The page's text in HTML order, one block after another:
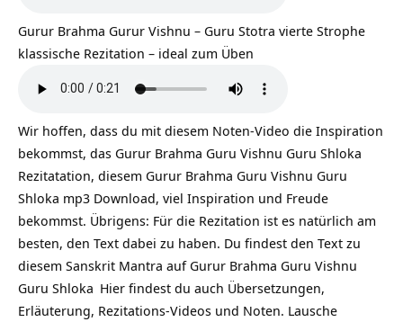
Gurur Brahma Gurur Vishnu – Guru Stotra vierte Strophe
klassische Rezitation – ideal zum Üben
Wir hoffen, dass du mit diesem Noten-Video die Inspiration
bekommst, das Gurur Brahma Guru Vishnu Guru Shloka
Rezitatation, diesem Gurur Brahma Guru Vishnu Guru
Shloka mp3 Download, viel Inspiration und Freude
bekommst. Übrigens: Für die Rezitation ist es natürlich am
besten, den Text dabei zu haben. Du findest den Text zu
diesem Sanskrit Mantra auf Gurur Brahma Guru Vishnu
Guru Shloka Hier findest du auch Übersetzungen,
Erläuterung, Rezitations-Videos und Noten. Lausche